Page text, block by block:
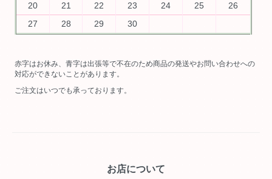
20
21 22 23 24 25
26
27
28 29 30
赤字はお休み、青字は出張等で不在のため商品の発送やお問い合わせへの
対応ができないことがあります。
ご注文はいつでも承っております。
お店について